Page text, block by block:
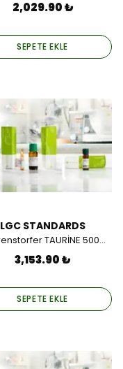
2,029.90 ₺
SEPETE EKLE
LGC STANDARDS
Dr. Ehrenstorfer TAURİNE 500MG
3,153.90 ₺
SEPETE EKLE